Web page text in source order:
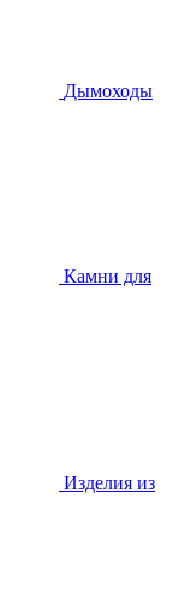
Дымоходы
Камни для
Изделия из